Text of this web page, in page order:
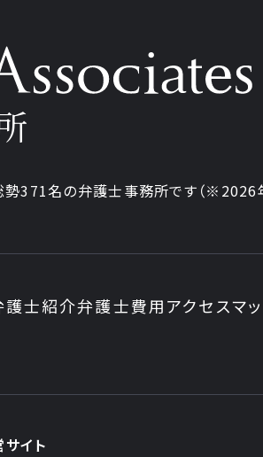
勢371名の弁護士事務所です （※2026
護士紹介弁護士費用アクセスマ
イト